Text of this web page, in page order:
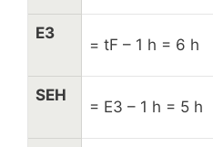
E3
= tF – 1 h = 6 h
SEH
= E3 – 1 h = 5 h